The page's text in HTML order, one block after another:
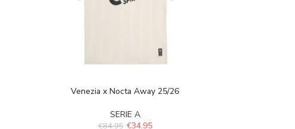
Venezia x Nocta Away 25/26
SERIE A
€84.95 €34.95